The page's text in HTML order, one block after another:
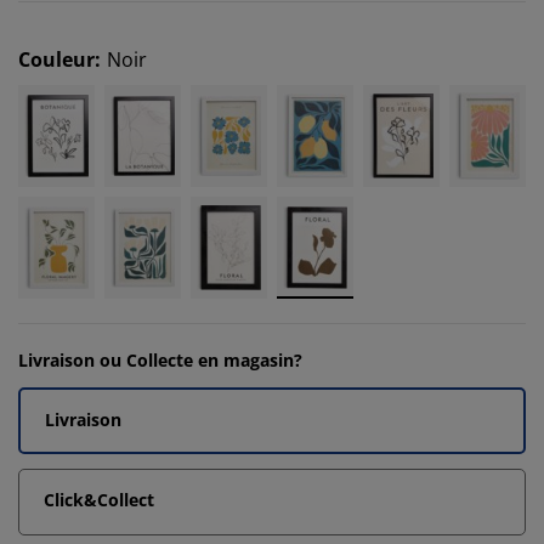
Couleur: Noir
Livraison ou Collecte en magasin?
Livraison
Click&Collect